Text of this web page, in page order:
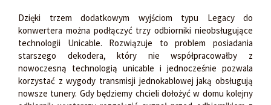
Dzięki trzem dodatkowym wyjściom typu Legacy do
konwertera można podłączyć trzy odbiorniki nieobsługujące
technologii Unicable. Rozwiązuje to problem posiadania
starszego dekodera, który nie współpracowałby z
nowoczesną technologią unicable i jednocześnie pozwala
korzystać z wygody transmisji jednokablowej jaką obsługują
nowsze tunery. Gdy będziemy chcieli dołożyć w domu kolejny